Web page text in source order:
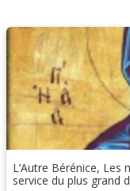
L’Autre Bérénice, Les
service du plus grand